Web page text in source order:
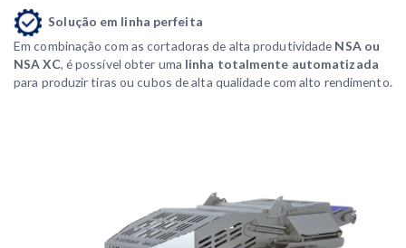
Solução em linha perfeita
Em combinação com as cortadoras de alta produtividade NSA ou
NSA XC, é possível obter uma linha totalmente automatizada
para produzir tiras ou cubos de alta qualidade com alto rendimento.